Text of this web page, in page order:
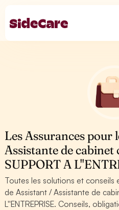
Les Assurances
Assistante de cabinet
SUPPORT A
Toutes les solutions et conseils
de Assistant / Assistante de
L''ENTREPRISE. Conseils,